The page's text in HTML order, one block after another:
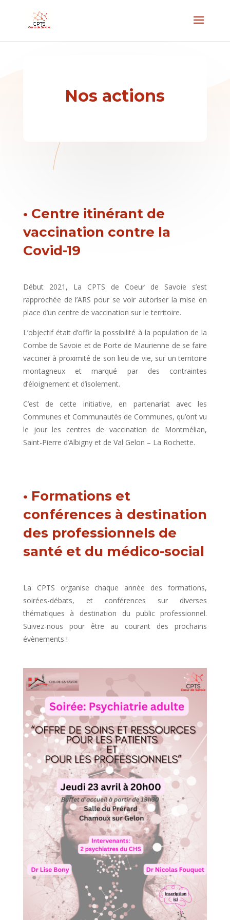
Nos actions
• Centre itinérant de
vaccination contre la
Covid-19
Début 2021, La CPTS de Coeur de Savoie s’est
rapprochée de l’ARS pour se voir autoriser la mise en
place d’un centre de vaccination sur le territoire.
L’objectif était d’offir la possibilité à la population de la
Combe de Savoie et de Porte de Maurienne de se faire
vacciner à proximité de son lieu de vie, sur un territoire
montagneux et marqué par des contraintes
d’éloignement et d’isolement.
C’est de cette initiative, en partenariat avec les
Communes et Communautés de Communes, qu’ont vu
le jour les centres de vaccination de Montmélian,
Saint-Pierre d’Albigny et de Val Gelon – La Rochette.
• Formations et
conférences à destination
des professionnels de
santé et du médico-social
La CPTS organise chaque année des formations,
soirées-débats, et conférences sur diverses
thématiques à destination du public professionnel.
Suivez-nous pour être au courant des prochains
évènements !